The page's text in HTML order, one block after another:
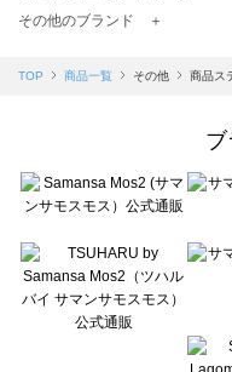
TSUHARU by Samansa Mos2（ツ
Samansa Mos2 blue（サマンサモス
Te chichi（テチチ）の一覧
Te chichi CLASSIC（テチチ クラシ
Lugnoncure（ルノンキュール）の
BETTY'S BLUE（べティーズブルー
Wpc.（ワールドパーティー）の一覧
その他のブランド ＋
TOP 商品一覧 その他 商品ス